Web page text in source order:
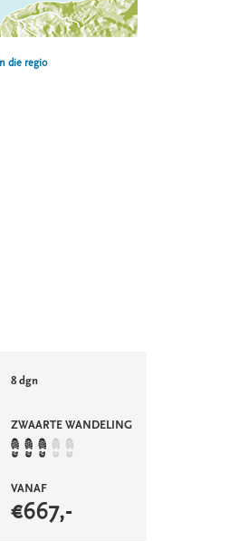
die regio
8 dgn
ZWAARTE WANDELING
VANAF
€667,-